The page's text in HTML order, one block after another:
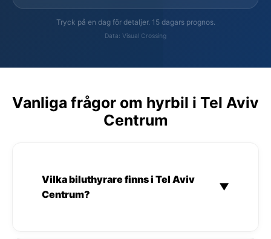
Tryck på en dag för detaljer. 15 dagars prognos.
Data: Visual Crossing
Vanliga frågor om hyrbil i Tel Aviv
Centrum
Vilka biluthyrare finns i Tel Aviv
Centrum?
▼